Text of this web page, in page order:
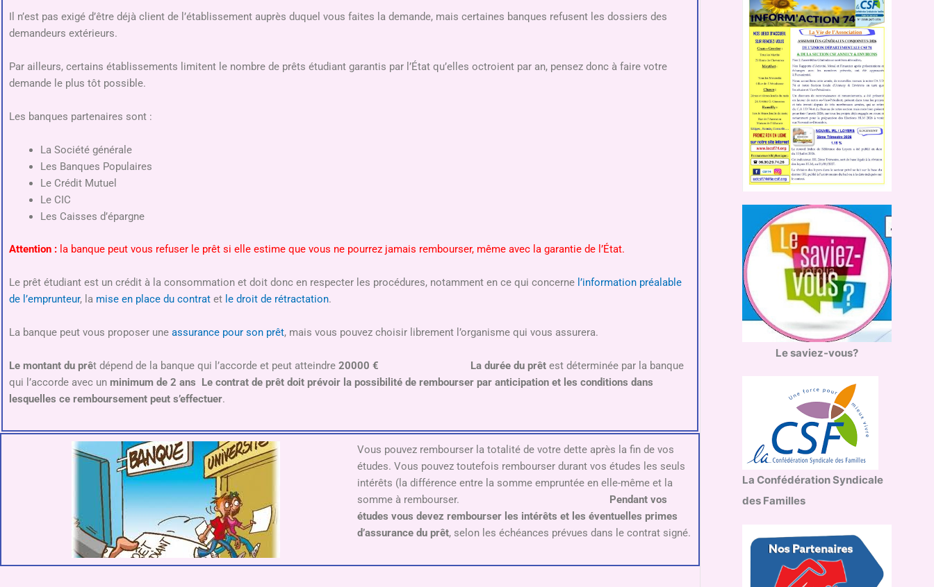
Il n’est pas exigé d’être déjà client de l’établissement auprès duquel vous faites la demande, mais certaines banques refusent les dossiers des
demandeurs extérieurs.
Par ailleurs, certains établissements limitent le nombre de prêts étudiant garantis par l’État qu’elles octroient par an, pensez donc à faire votre
demande le plus tôt possible.
Les banques partenaires sont :
La Société générale
Les Banques Populaires
Le Crédit Mutuel
Le CIC
Les Caisses d’épargne
Attention : la banque peut vous refuser le prêt si elle estime que vous ne pourrez jamais rembourser, même avec la garantie de l’État.
Le prêt étudiant est un crédit à la consommation et doit donc en respecter les procédures, notamment en ce qui concerne l’information préalable
de l’emprunteur, la mise en place du contrat et le droit de rétractation.
La banque peut vous proposer une assurance pour son prêt, mais vous pouvez choisir librement l’organisme qui vous assurera.
Le montant du prêt dépend de la banque qui l’accorde et peut atteindre 20000 € La durée du prêt est déterminée par la banque
qui l’accorde avec un minimum de 2 ans Le contrat de prêt doit prévoir la possibilité de rembourser par anticipation et les conditions dans
lesquelles ce remboursement peut s’effectuer.
Vous pouvez rembourser la totalité de votre dette après la fin de vos
études. Vous pouvez toutefois rembourser durant vos études les seuls
intérêts (la différence entre la somme empruntée en elle-même et la
somme à rembourser. Pendant vos
études vous devez rembourser les intérêts et les éventuelles primes
d’assurance du prêt, selon les échéances prévues dans le contrat signé.
Le saviez-vous?
La Confédération Syndicale
des Familles